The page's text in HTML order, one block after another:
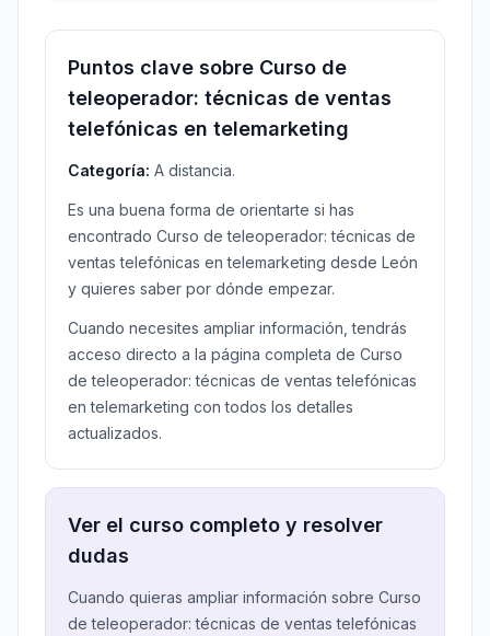
Puntos clave sobre Curso de
teleoperador: técnicas de ventas
telefónicas en telemarketing
Categoría: A distancia.
Es una buena forma de orientarte si has
encontrado Curso de teleoperador: técnicas de
ventas telefónicas en telemarketing desde León
y quieres saber por dónde empezar.
Cuando necesites ampliar información, tendrás
acceso directo a la página completa de Curso
de teleoperador: técnicas de ventas telefónicas
en telemarketing con todos los detalles
actualizados.
Ver el curso completo y resolver
dudas
Cuando quieras ampliar información sobre Curso
de teleoperador: técnicas de ventas telefónicas